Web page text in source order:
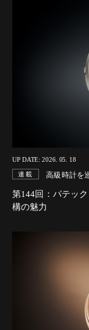
UP DATE: 2026. 05. 18
連載 高級時計を
第144回：パテッ
構の魅力